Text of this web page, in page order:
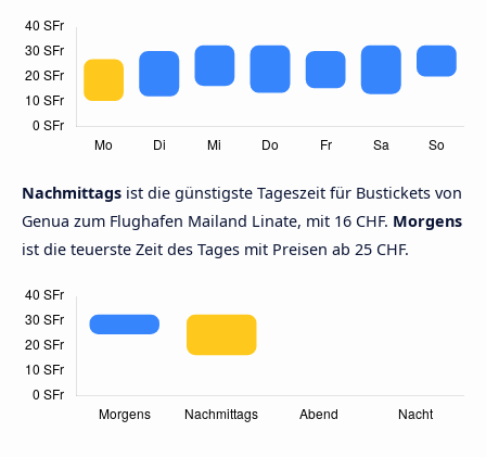
Nachmittags ist die günstigste Tageszeit für Bustickets von
Genua zum Flughafen Mailand Linate, mit 16 CHF. Morgens
ist die teuerste Zeit des Tages mit Preisen ab 25 CHF.